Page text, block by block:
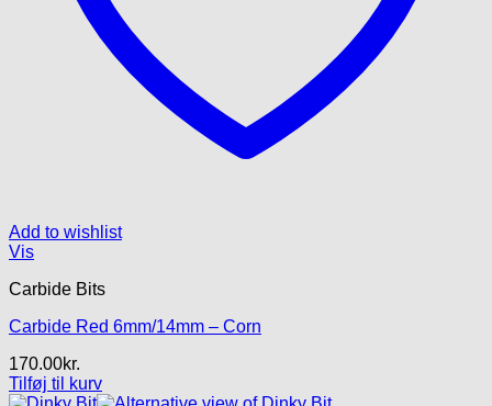
Add to wishlist
Vis
Carbide Bits
Carbide Red 6mm/14mm – Corn
170.00kr.
Tilføj til kurv